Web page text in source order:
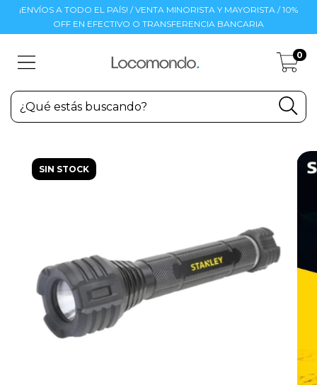
¡ENVÍOS A TODO EL PAÍS! / VENTA MINORISTA Y MAYORISTA / 10%
OFF EN EFECTIVO O TRANSFERENCIA BANCARIA
0
SIN STOCK